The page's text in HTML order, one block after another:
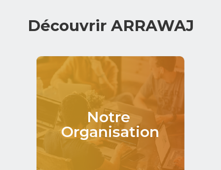
Découvrir ARRAWAJ
Notre ‎‎
Organisation‎